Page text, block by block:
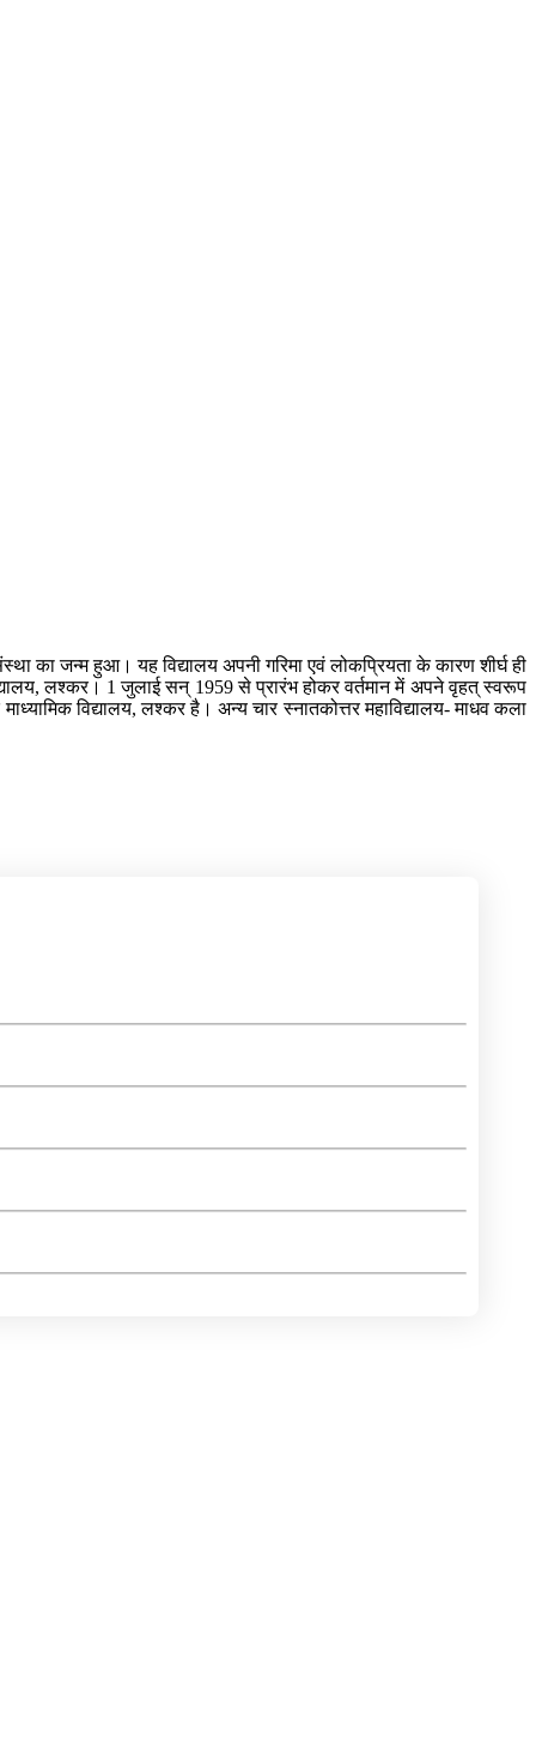
का जन्म हुआ। यह विद्यालय अपनी गरिमा एवं लोकप्रियता के कारण शीर्घ ही
लश्कर। 1 जुलाई सन् 1959 से प्रारंभ होकर वर्तमान में अपने वृहत् स्वरूप
विद्यालय, लश्कर है। अन्य चार स्नातकोत्तर महाविद्यालय- माधव कला